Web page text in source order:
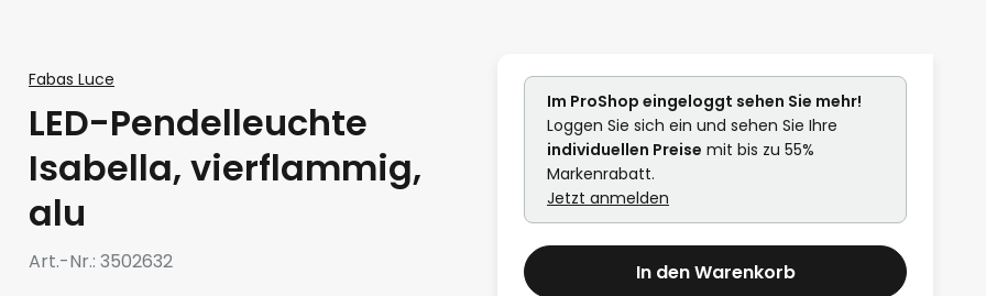
Fabas Luce
LED-Pendelleuchte
Isabella, vierflammig,
alu
Art.-Nr. 3502632
Im ProShop eingeloggt sehen Sie mehr!
Loggen Sie sich ein und sehen Sie Ihre
individuellen Preise mit bis zu 55%
Markenrabatt.
Jetzt anmelden
In den Warenkorb